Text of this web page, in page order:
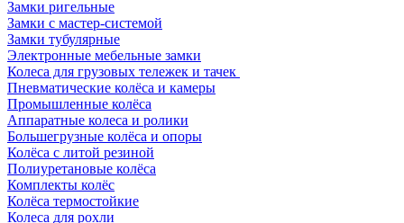
Замки ригельные
Замки с мастер-системой
Замки тубулярные
Электронные мебельные замки
Колеса для грузовых тележек и тачек
Пневматические колёса и камеры
Промышленные колёса
Аппаратные колеса и ролики
Большегрузные колёса и опоры
Колёса с литой резиной
Полиуретановые колёса
Комплекты колёс
Колёса термостойкие
Колеса для рохли